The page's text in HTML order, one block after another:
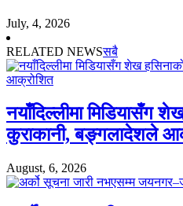
July, 4, 2026
RELATED NEWSसबै
नयाँदिल्लीमा मिडियासँग
कुराकानी, बङ्गलादेशले
August, 6, 2026